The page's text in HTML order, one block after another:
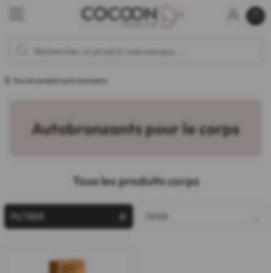
Tous les produits auto-bronzants
Autobronzants pour le corps
Tous les produits corps
FILTRER